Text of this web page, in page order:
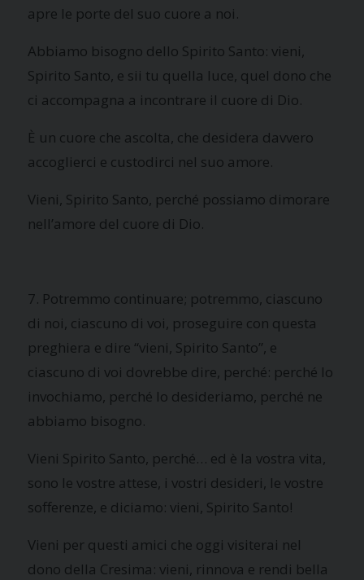
apre le porte del suo cuore a noi.
Abbiamo bisogno dello Spirito Santo: vieni,
Spirito Santo, e sii tu quella luce, quel dono che
ci accompagna a incontrare il cuore di Dio.
È un cuore che ascolta, che desidera davvero
accoglierci e custodirci nel suo amore.
Vieni, Spirito Santo, perché possiamo dimorare
nell’amore del cuore di Dio.
7. Potremmo continuare; potremmo, ciascuno
di noi, ciascuno di voi, proseguire con questa
preghiera e dire “vieni, Spirito Santo”, e
ciascuno di voi dovrebbe dire, perché: perché lo
invochiamo, perché lo desideriamo, perché ne
abbiamo bisogno.
Vieni Spirito Santo, perché… ed è la vostra vita,
sono le vostre attese, i vostri desideri, le vostre
sofferenze, e diciamo: vieni, Spirito Santo!
Vieni per questi amici che oggi visiterai nel
dono della Cresima: vieni, rinnova e rendi bella